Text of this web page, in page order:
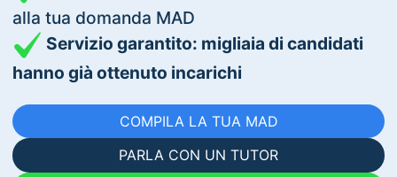
alla tua domanda MAD
Servizio garantito: migliaia di candidati
hanno già ottenuto incarichi
COMPILA LA TUA MAD
PARLA CON UN TUTOR